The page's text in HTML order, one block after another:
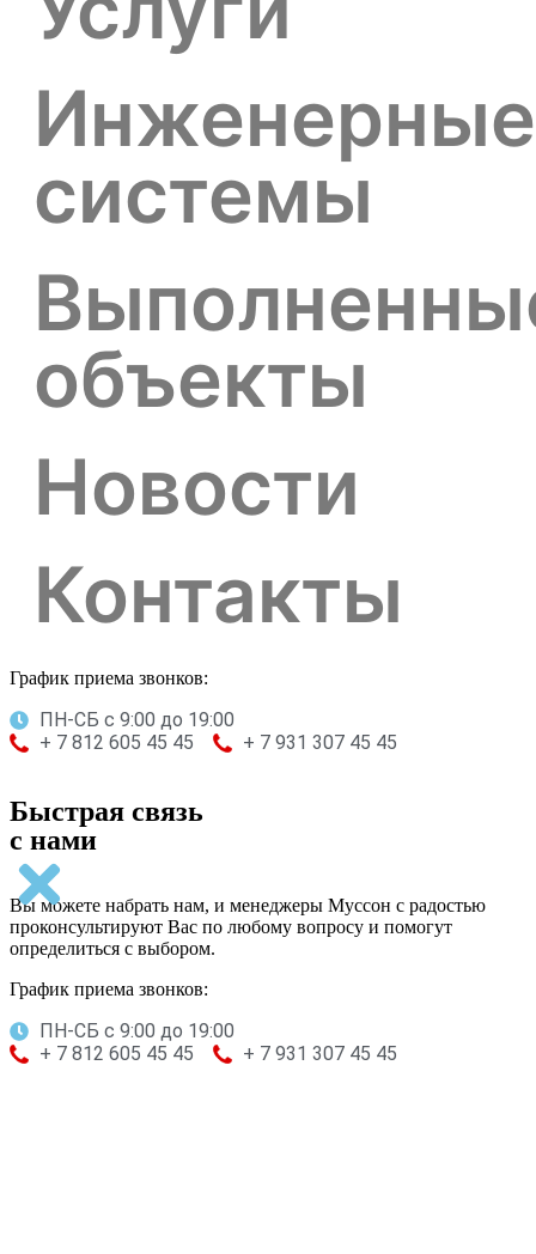
Инженерные
системы
объекты
Новости
Контакты
График приема звонков:
ПН-СБ с 9:00 до 19:00
+ 7 812 605 45 45
+ 7 931 307 45 45
Быстрая связь
с нами
Вы можете набрать нам, и менеджеры Муссон с радостью
проконсультируют Вас по любому вопросу и помогут
определиться с выбором.
График приема звонков:
ПН-СБ с 9:00 до 19:00
+ 7 812 605 45 45
+ 7 931 307 45 45